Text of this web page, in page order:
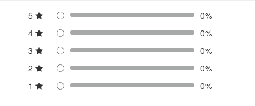
5
0%
4
0%
3
0%
2
0%
1
0%